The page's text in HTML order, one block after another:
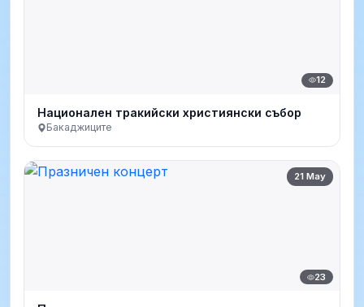
12
Национален тракийски християнски събор
Бакаджиците
21 May
23